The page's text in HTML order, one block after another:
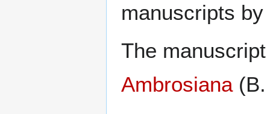
manuscripts by
The
Ambrosiana(B.